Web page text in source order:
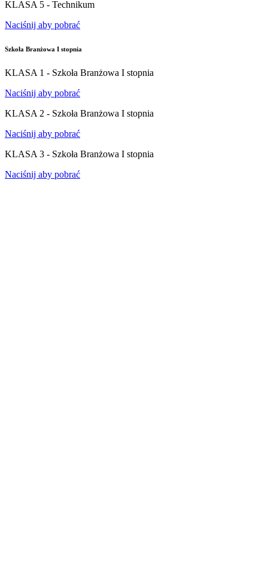
KLASA 5 - Technikum
Naciśnij aby pobrać
Szkoła Branżowa I stopnia
KLASA 1 - Szkoła Branżowa I stopnia
Naciśnij aby pobrać
KLASA 2 - Szkoła Branżowa I stopnia
Naciśnij aby pobrać
KLASA 3 - Szkoła Branżowa I stopnia
Naciśnij aby pobrać